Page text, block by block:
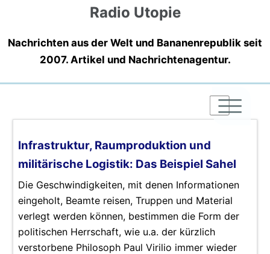
Radio Utopie
Nachrichten aus der Welt und Bananenrepublik seit
2007. Artikel und Nachrichtenagentur.
|
|
|
Infrastruktur, Raumproduktion und
militärische Logistik: Das Beispiel Sahel
Die Geschwindigkeiten, mit denen Informationen
eingeholt, Beamte reisen, Truppen und Material
verlegt werden können, bestimmen die Form der
politischen Herrschaft, wie u.a. der kürzlich
verstorbene Philosoph Paul Virilio immer wieder